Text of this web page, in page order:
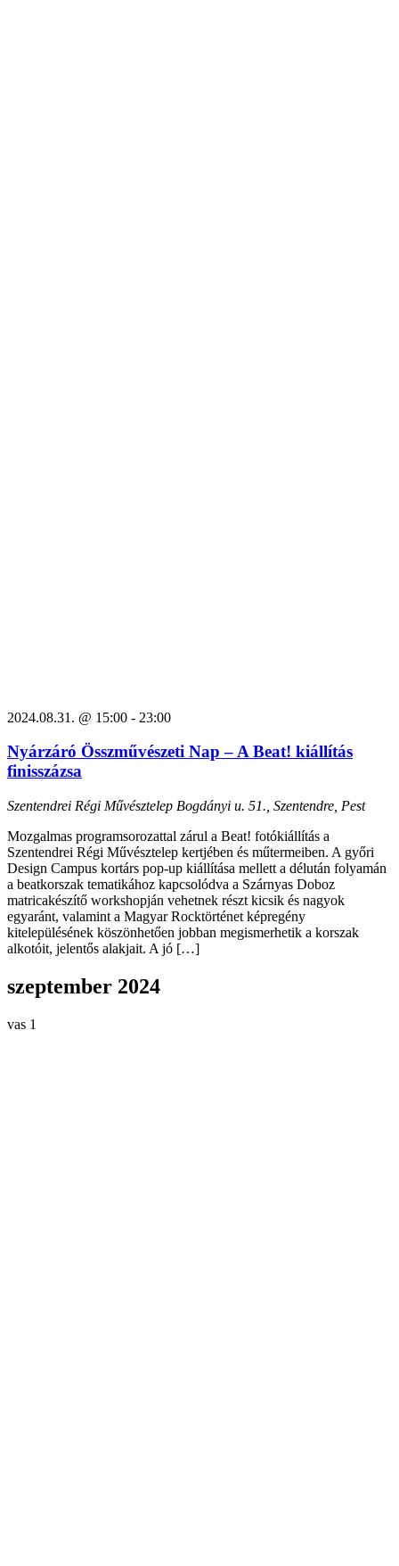
2024.08.31. @ 15:00 - 23:00
Nyárzáró Összművészeti Nap – A Beat! kiállítás
finisszázsa
Szentendrei Régi Művésztelep Bogdányi u. 51., Szentendre, Pest
Mozgalmas programsorozattal zárul a Beat! fotókiállítás a
Szentendrei Régi Művésztelep kertjében és műtermeiben. A győri
Design Campus kortárs pop-up kiállítása mellett a délután folyamán
a beatkorszak tematikához kapcsolódva a Szárnyas Doboz
matricakészítő workshopján vehetnek részt kicsik és nagyok
egyaránt, valamint a Magyar Rocktörténet képregény
kitelepülésének köszönhetően jobban megismerhetik a korszak
alkotóit, jelentős alakjait. A jó […]
szeptember 2024
vas 1